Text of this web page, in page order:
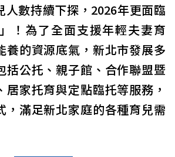
人數持續下探，2026年更面臨
！為了全面支援年輕夫妻育
養的資源底氣，新北市發展多
括公托、親子館、合作聯盟暨
居家托育與定點臨托等服務，
，滿足新北家庭的各種育兒需